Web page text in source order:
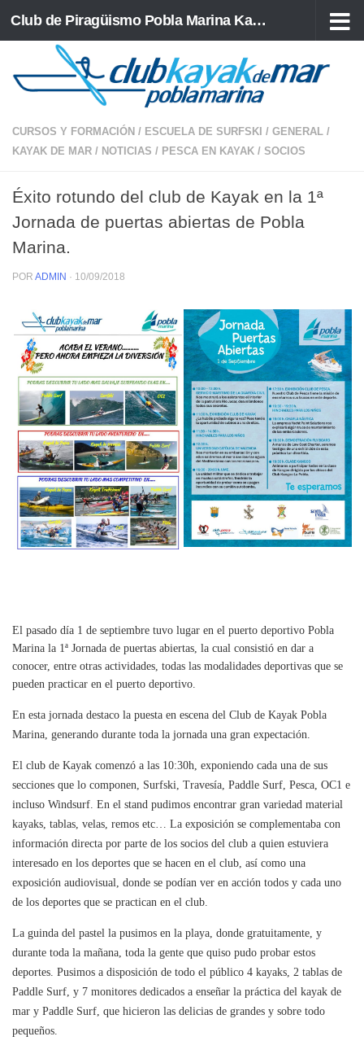
Saltar al contenido Club de Piragüismo Pobla Marina Kayak de Mar
CURSOS Y FORMACIÓN / ESCUELA DE SURFSKI / GENERAL /
KAYAK DE MAR / NOTICIAS / PESCA EN KAYAK / SOCIOS
Éxito rotundo del club de Kayak en la 1ª
Jornada de puertas abiertas de Pobla
Marina.
POR ADMIN · 10/09/2018
El pasado día 1 de septiembre tuvo lugar en el puerto deportivo Pobla
Marina la 1ª Jornada de puertas abiertas, la cual consistió en dar a
conocer, entre otras actividades, todas las modalidades deportivas que se
pueden practicar en el puerto deportivo.
En esta jornada destaco la puesta en escena del Club de Kayak Pobla
Marina, generando durante toda la jornada una gran expectación.
El club de Kayak comenzó a las 10:30h, exponiendo cada una de sus
secciones que lo componen, Surfski, Travesía, Paddle Surf, Pesca, OC1 e
incluso Windsurf. En el stand pudimos encontrar gran variedad material
kayaks, tablas, velas, remos etc… La exposición se complementaba con
información directa por parte de los socios del club a quien estuviera
interesado en los deportes que se hacen en el club, así como una
exposición audiovisual, donde se podían ver en acción todos y cada uno
de los deportes que se practican en el club.
La guinda del pastel la pusimos en la playa, donde gratuitamente, y
durante toda la mañana, toda la gente que quiso pudo probar estos
deportes. Pusimos a disposición de todo el público 4 kayaks, 2 tablas de
Paddle Surf, y 7 monitores dedicados a enseñar la práctica del kayak de
mar y Paddle Surf, que hicieron las delicias de grandes y sobre todo
pequeños.